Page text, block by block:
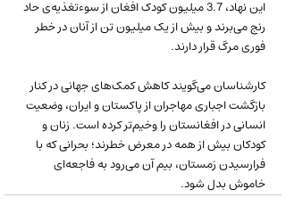
این نهاد، 3.7 میلیون کودک افغان از سوء‌تغذیه‌ی حاد
رنج می‌برند و بیش از یک میلیون تن از آنان در خطر
فوری مرگ قرار دارند.
کارشناسان می‌گویند کاهش کمک‌های جهانی در کنار
بازگشت اجباری مهاجران از پاکستان و ایران، وضعیت
انسانی در افغانستان را وخیم‌تر کرده است. زنان و
کودکان بیش از همه در معرض خطرند؛ بحرانی که با
فرارسیدن زمستان، بیم آن می‌رود به فاجعه‌ای
خاموش بدل شود.